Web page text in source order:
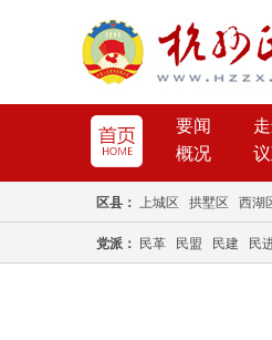
要闻
概况
区县： 上城区 拱墅区 西湖
党派： 民革 民盟 民建 民